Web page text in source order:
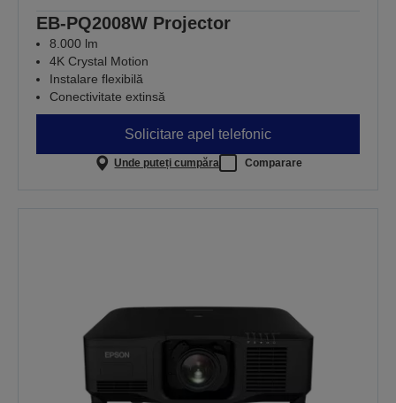
EB-PQ2008W Projector
8.000 lm
4K Crystal Motion
Instalare flexibilă
Conectivitate extinsă
Solicitare apel telefonic
Unde puteți cumpăra Comparare